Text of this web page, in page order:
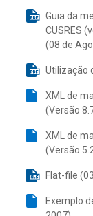
Guia da
CUSRES
(08 de
Utilização
XML de
(Versão
XML de
(Versão
Flat-file
Exemplo